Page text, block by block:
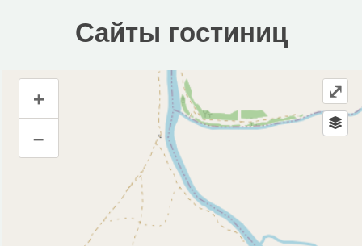
Сайты гостиниц
Сайты гостиниц
Инфраструктура
Водонапорная башня (1)
Исторические объекты
Природные объекты
+
–
⤢